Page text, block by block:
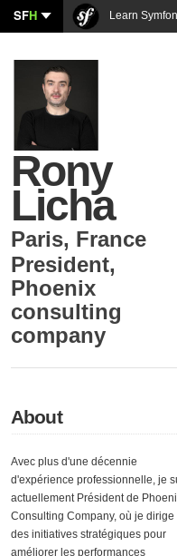
SFH Learn
Rony
Licha
Paris, France
President,
Phoenix
consulting
company
About
Avec plus d'une décennie
d'expérience professionnelle, je
actuellement Président de
Consulting Company, où je dirige
des initiatives stratégiques pour
améliorer les performances